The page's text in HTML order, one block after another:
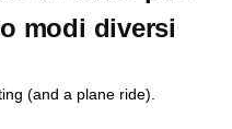
modi diversi
(and a plane ride).